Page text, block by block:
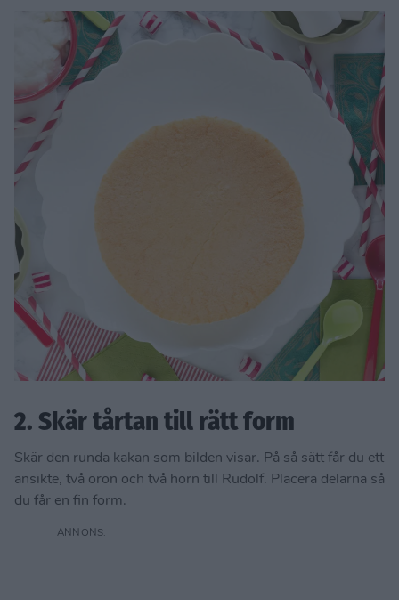
2. Skär tårtan till rätt form
Skär den runda kakan som bilden visar. På så sätt får du ett
ansikte, två öron och två horn till Rudolf. Placera delarna så
du får en fin form.